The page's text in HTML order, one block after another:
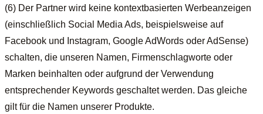
(6) Der Partner wird keine kontextbasierten Werbeanzeigen
(einschließlich Social Media Ads, beispielsweise auf
Facebook und Instagram, Google AdWords oder AdSense)
schalten, die unseren Namen, Firmenschlagworte oder
Marken beinhalten oder aufgrund der Verwendung
entsprechender Keywords geschaltet werden. Das gleiche
gilt für die Namen unserer Produkte.